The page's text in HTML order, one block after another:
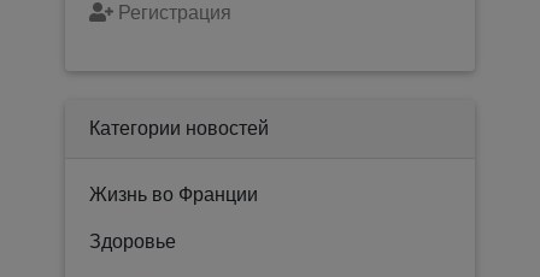
Регистрация
Категории новостей
Жизнь во Франции
Здоровье